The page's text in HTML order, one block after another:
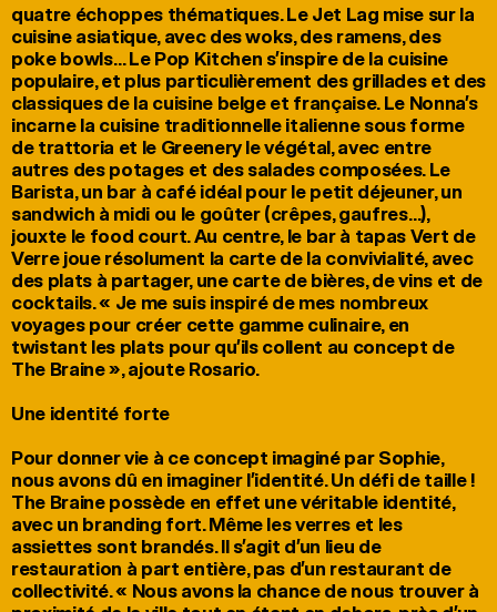
quatre échoppes thématiques. Le Jet Lag mise sur la
cuisine asiatique, avec des woks, des ramens, des
poke bowls… Le Pop Kitchen s’inspire de la cuisine
populaire, et plus particulièrement des grillades et des
classiques de la cuisine belge et française. Le Nonna’s
incarne la cuisine traditionnelle italienne sous forme
de trattoria et le Greenery le végétal, avec entre
autres des potages et des salades composées. Le
Barista, un bar à café idéal pour le petit déjeuner, un
sandwich à midi ou le goûter (crêpes, gaufres…),
jouxte le food court. Au centre, le bar à tapas Vert de
Verre joue résolument la carte de la convivialité, avec
des plats à partager, une carte de bières, de vins et de
cocktails. « Je me suis inspiré de mes nombreux
voyages pour créer cette gamme culinaire, en
twistant les plats pour qu’ils collent au concept de
The Braine », ajoute Rosario.
Une identité forte
Pour donner vie à ce concept imaginé par Sophie,
nous avons dû en imaginer l’identité. Un défi de taille !
The Braine possède en effet une véritable identité,
avec un branding fort. Même les verres et les
assiettes sont brandés. Il s’agit d’un lieu de
restauration à part entière, pas d’un restaurant de
collectivité. « Nous avons la chance de nous trouver à